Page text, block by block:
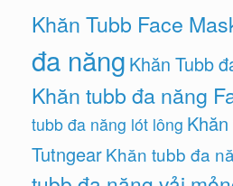
Khăn Tubb Face
đa năng Khăn Tubb
Khăn tubb đa năng
tubb đa năng lót lông
TutngearKhăn tubb đa